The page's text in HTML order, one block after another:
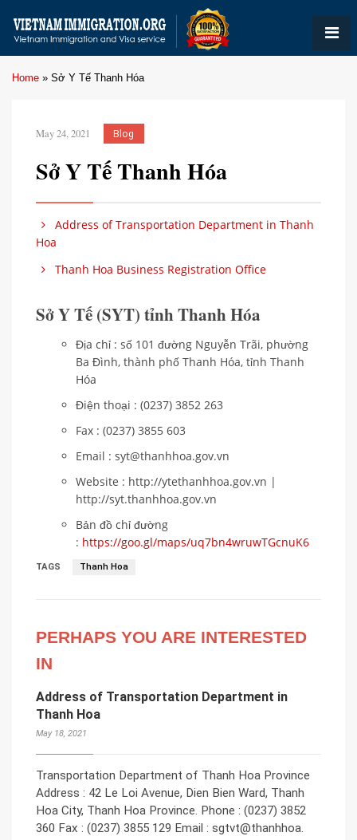
Home » Sở Y Tế Thanh Hóa
May 24, 2021 Blog
Sở Y Tế Thanh Hóa
Address of Transportation Department in Thanh
Hoa
Thanh Hoa Business Registration Office
Sở Y Tế (SYT) tỉnh Thanh Hóa
Địa chỉ : số 101 đường Nguyễn Trãi, phường
Ba Đình, thành phố Thanh Hóa, tỉnh Thanh
Hóa
Điện thoại : (0237) 3852 263
Fax : (0237) 3855 603
Email : syt@thanhhoa.gov.vn
Website : http://ytethanhhoa.gov.vn |
http://syt.thanhhoa.gov.vn
Bản đồ chỉ đường
: https://goo.gl/maps/uq7bn4wruwTGcnuK6
TAGS Thanh Hoa
PERHAPS YOU ARE INTERESTED
IN
Address of Transportation Department in
Thanh Hoa
May 18, 2021
Transportation Department of Thanh Hoa Province
Address : 42 Le Loi Avenue, Dien Bien Ward, Thanh
Hoa City, Thanh Hoa Province. Phone : (0237) 3852
360 Fax : (0237) 3855 129 Email : sgtvt@thanhhoa.